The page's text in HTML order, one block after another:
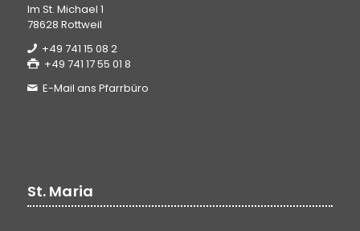
Im St. Michael 1
78628 Rottweil
+49 741 15 08 2
+49 741 17 55 01 8
E-Mail ans Pfarrbüro
St. Maria